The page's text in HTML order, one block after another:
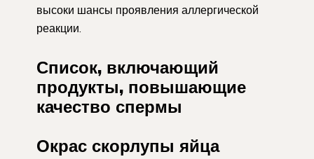
высоки шансы проявления аллергической
реакции.
Список, включающий
продукты, повышающие
качество спермы
Окрас скорлупы яйца